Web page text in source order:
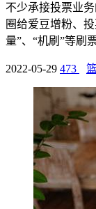
不少承接投票业
圈给爱豆增粉、
量”、“机刷”等刷
2022-05-29 473